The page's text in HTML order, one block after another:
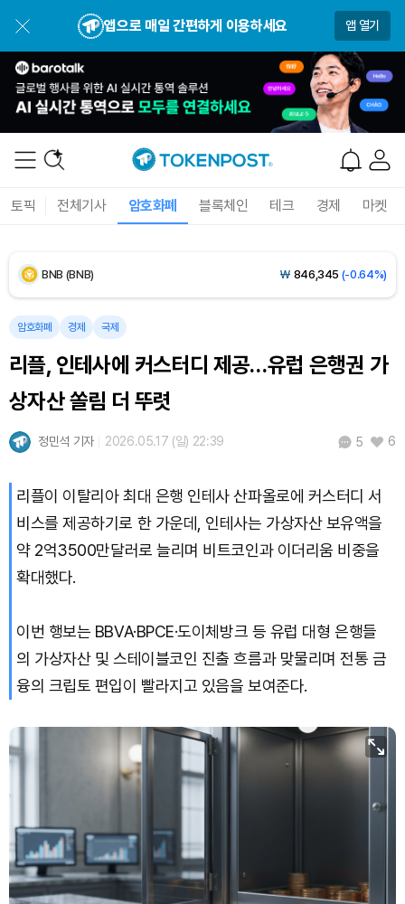
앱으로 매일 간편하게 이용하세요 앱 열기
토픽 전체기사 암호화폐 블록체인 테크 경제 마켓
Dogecoin (DOGE) ₩99.16(-0.11%)
BNB (BNB) ₩ 846,345 (-0.64%)
USDC (USDC)
XRP (XRP) ₩1,488(-1.91%)
Solana (SOL)
Hyperliquid (HYPE) ₩ 80,178(+0.21%)
Dogecoin (DOGE) ₩99.16 (-0.11%)
암호화폐 경제 국제
리플, 인테사에 커스터디 제공…유럽 은행권 가
상자산 쏠림 더 뚜렷
정민석 기자 2026.05.17 (일) 22:39 5 6
리플이 이탈리아 최대 은행 인테사 산파올로에 커스터디 서
비스를 제공하기로 한 가운데, 인테사는 가상자산 보유액을
약 2억3500만달러로 늘리며 비트코인과 이더리움 비중을
확대했다.
이번 행보는 BBVA·BPCE·도이체방크 등 유럽 대형 은행들
의 가상자산 및 스테이블코인 진출 흐름과 맞물리며 전통 금
융의 크립토 편입이 빨라지고 있음을 보여준다.